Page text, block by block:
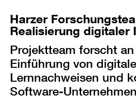
Harzer
Realisierung digitaler
Projektteam forscht
Einführung von
Lernnachweisen und
Software-